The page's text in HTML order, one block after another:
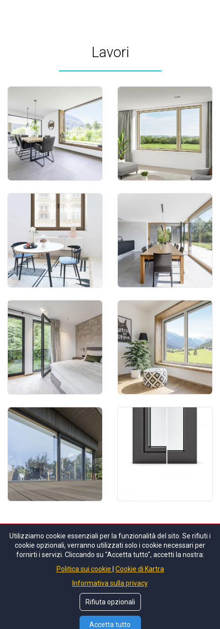
Lavori
© Copyrights byDiemme Infissi srl. All Rights
Reserved.
About Us Contact Us
Utilizziamo cookie essenziali per la funzionalità del sito. Se rifiuti i
cookie opzionali, verranno utilizzati solo i cookie necessari per
fornirti i servizi. Cliccando su "Accetta tutto", accetti la nostra:
Politica sui cookie
Cookie di Kartra
Informativa sulla privacy
Rifiuta opzionali
Accetta tutto